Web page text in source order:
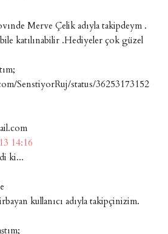
Merve Çelik adıyla takipdeym .
katılınabilir .Hediyeler çok güzel
SenstiyorRuj/status/36253173152
14:16
ki...
kullanıcı adıyla takipçinizim.